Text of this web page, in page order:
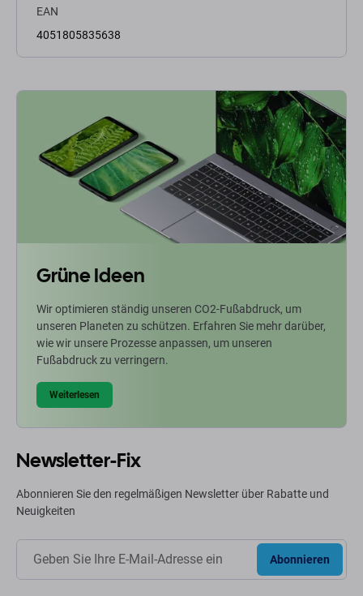
EAN
4051805835638
Grüne Ideen
Wir optimieren ständig unseren CO2-Fußabdruck, um
unseren Planeten zu schützen. Erfahren Sie mehr darüber,
wie wir unsere Prozesse anpassen, um unseren
Fußabdruck zu verringern.
Weiterlesen
Newsletter-Fix
Abonnieren Sie den regelmäßigen Newsletter über Rabatte und
Neuigkeiten
Abonnieren